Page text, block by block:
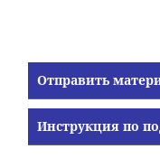
Отправить
Инструкция по